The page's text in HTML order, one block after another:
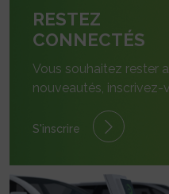
RESTEZ
CONNECTÉS
Vous souhaitez rester
nouveautés, inscrivez-
S'inscrire